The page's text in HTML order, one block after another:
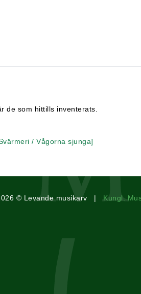
de som hittills inventerats.
/ Vågorna sjunga]
© Levande musikarv |Kungl.